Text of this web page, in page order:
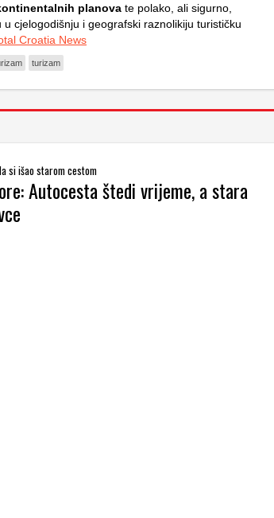
planova te polako, ali sigurno,
cjelogodišnju i geografski raznolikiju turističku
Croatia News
turizam
si išao starom cestom
Autocesta štedi vrijeme, a stara